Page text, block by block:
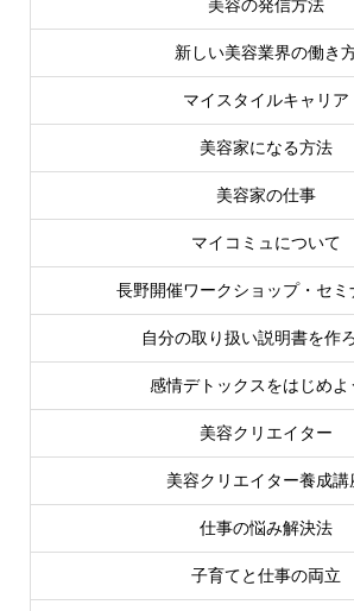
美容の発信方法
新しい美容業界の働き
マイスタイルキャリア
美容家になる方法
美容家の仕事
マイコミュについて
長野開催ワークショップ・セミ
自分の取り扱い説明書を作
感情デトックスをはじめよ
美容クリエイター
美容クリエイター養成講
仕事の悩み解決法
子育てと仕事の両立